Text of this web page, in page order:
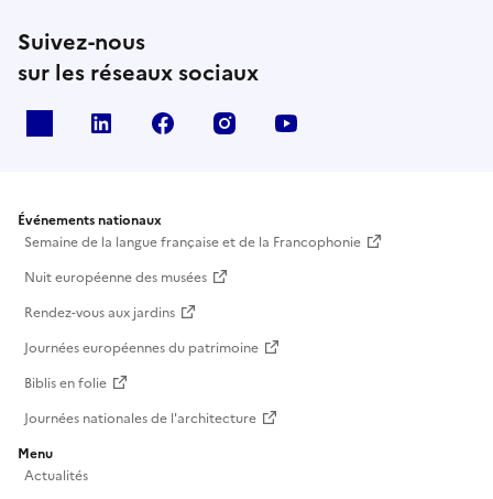
Suivez-nous
sur les réseaux sociaux
Linkedin Facebook Instagram
Événements nationaux
Semaine de la langue française et de la Francophonie
Nuit européenne des musées
Rendez-vous aux jardins
Journées européennes du patrimoine
Biblis en folie
Journées nationales de l'architecture
Menu
Actualités